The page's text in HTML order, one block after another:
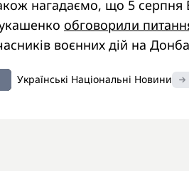
нагадаємо, що 5
обговорили
воєнних дій на
Українські Національні Новини